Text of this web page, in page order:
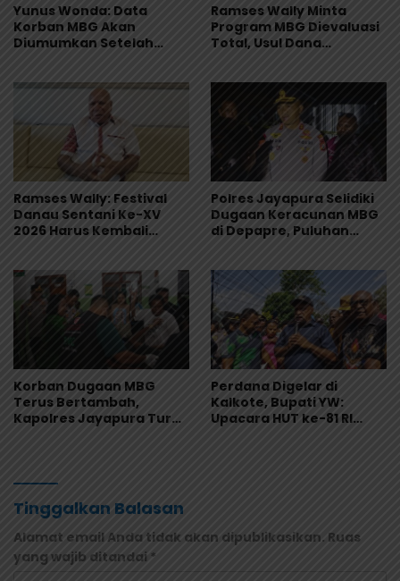
Yunus Wonda: Data
Korban MBG Akan
Diumumkan Setelah
Ramses Wally Minta
Program MBG Dievaluasi
Total, Usul Dana
Ramses Wally: Festival
Danau Sentani Ke-XV
2026 Harus Kembali
Polres Jayapura Selidiki
Dugaan Keracunan MBG
di Depapre, Puluhan
Korban Dugaan MBG
Terus Bertambah,
Kapolres Jayapura Turun
Perdana Digelar di
Kalkote, Bupati YW:
Upacara HUT ke-81 RI
Tinggalkan Balasan
Alamat email Anda tidak akan dipublikasikan. Ruas
yang wajib ditandai *